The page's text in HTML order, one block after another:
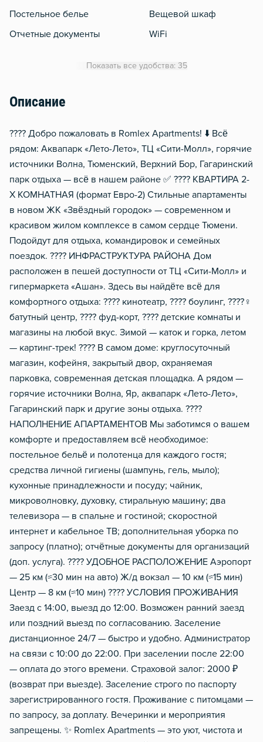
Постельное белье
Отчетные документы
Вещевой шкаф
WiFi
Балкон
Москитная сеть
Домофон
Металлическая дверь
Обогреватель
Показать все удобства: 35
Описание
???? Добро пожаловать в Romlex Apartments! ⬇️ Всё
рядом: Аквапарк «Лето-Лето», ТЦ «Сити-Молл», горячие
источники Волна, Тюменский, Верхний Бор, Гагаринский
парк отдыха — всё в нашем районе ✅ ???? КВАРТИРА 2-
Х КОМНАТНАЯ (формат Евро-2) Стильные апартаменты
в новом ЖК «Звёздный городок» — современном и
красивом жилом комплексе в самом сердце Тюмени.
Подойдут для отдыха, командировок и семейных
поездок. ???? ИНФРАСТРУКТУРА РАЙОНА Дом
расположен в пешей доступности от ТЦ «Сити-Молл» и
гипермаркета «Ашан». Здесь вы найдёте всё для
комфортного отдыха: ???? кинотеатр, ???? боулинг, ????‍♀️
батутный центр, ???? фуд-корт, ???? детские комнаты и
магазины на любой вкус. Зимой — каток и горка, летом
— картинг-трек! ???? В самом доме: круглосуточный
магазин, кофейня, закрытый двор, охраняемая
парковка, современная детская площадка. А рядом —
горячие источники Волна, Яр, аквапарк «Лето-Лето»,
Гагаринский парк и другие зоны отдыха. ????
НАПОЛНЕНИЕ АПАРТАМЕНТОВ Мы заботимся о вашем
комфорте и предоставляем всё необходимое:
постельное бельё и полотенца для каждого гостя;
средства личной гигиены (шампунь, гель, мыло);
кухонные принадлежности и посуду; чайник,
микроволновку, духовку, стиральную машину; два
телевизора — в спальне и гостиной; скоростной
интернет и кабельное ТВ; дополнительная уборка по
запросу (платно); отчётные документы для организаций
(доп. услуга). ???? УДОБНОЕ РАСПОЛОЖЕНИЕ Аэропорт
— 25 км (≈30 мин на авто) Ж/д вокзал — 10 км (≈15 мин)
Центр — 8 км (≈10 мин) ???? УСЛОВИЯ ПРОЖИВАНИЯ
Заезд с 14:00, выезд до 12:00. Возможен ранний заезд
или поздний выезд по согласованию. Заселение
дистанционное 24/7 — быстро и удобно. Администратор
на связи с 10:00 до 22:00. При заселении после 22:00
— оплата до этого времени. Страховой залог: 2000 ₽
(возврат при выезде). Заселение строго по паспорту
зарегистрированного гостя. Проживание с питомцами —
по запросу, за доплату. Вечеринки и мероприятия
запрещены. ✨ Romlex Apartments — это уют, чистота и